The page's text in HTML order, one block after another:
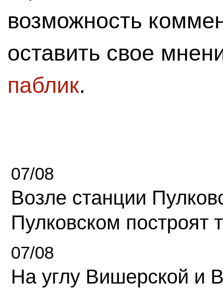
возможность
оставить свое
паблик.
07/08
Возле станции
Пулковском построят
07/08
На углу Вишерской и